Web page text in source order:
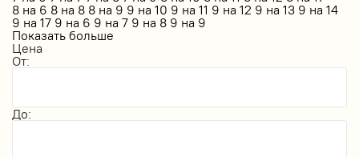
8 на 6 8 на 8 8 на 9 9 на 10 9 на 11 9 на 12 9 на 13 9 на 14
9 на 17 9 на 6 9 на 7 9 на 8 9 на 9
Показать больше
Цена
От:
До: